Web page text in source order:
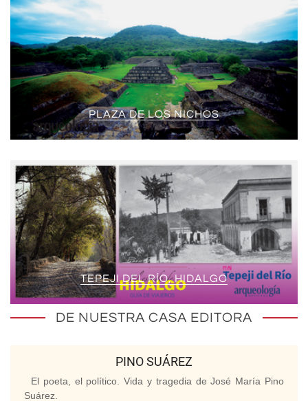
PLAZA DE LOS NICHOS
TEPEJI DEL RÍO, HIDALGO
DE NUESTRA CASA EDITORA
PINO SUÁREZ
El poeta, el político. Vida y tragedia de José María Pino
Suárez.